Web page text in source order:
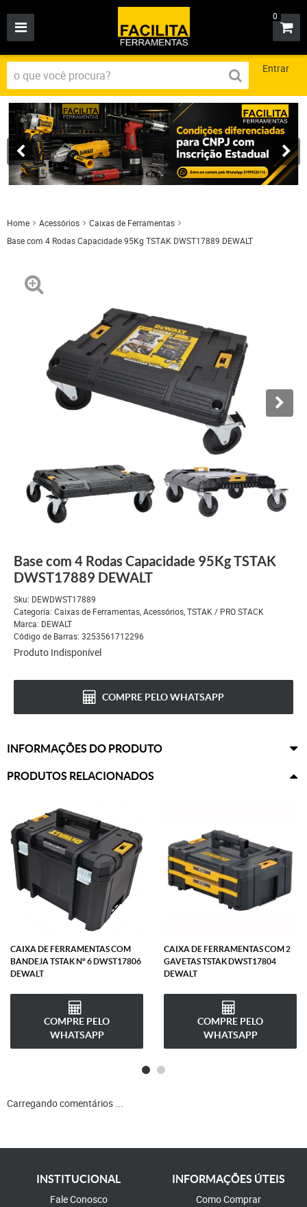
0
Entrar
Home Acessórios
Caixas de Ferramentas
Base com 4 Rodas Capacidade 95Kg TSTAK DWST17889 DEWALT
Base com 4 Rodas Capacidade 95Kg TSTAK
DWST17889 DEWALT
Sku: DEWDWST17889
Categoria: Caixas de Ferramentas,Acessórios,TSTAK / PRO STACK
Marca: DEWALT
Código de Barras: 3253561712296
Produto Indisponível
COMPRE PELO WHATSAPP
INFORMAÇÕES DO PRODUTO
PRODUTOS RELACIONADOS
CAIXA DE FERRAMENTAS COM
BANDEJA TSTAK Nº 6 DWST17806
DEWALT
COMPRE PELO
WHATSAPP
CAIXA DE FERRAMENTAS COM 2
GAVETAS TSTAK DWST17804
DEWALT
COMPRE PELO
WHATSAPP
Carregando comentários ...
INSTITUCIONAL
Fale Conosco
INFORMAÇÕES ÚTEIS
Como Comprar